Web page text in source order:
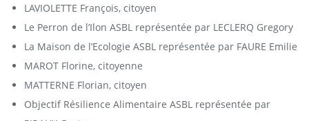
LAVIOLETTE François, citoyen
Le Perron de l’Ilon ASBL représentée par LECLERQ Gregory
La Maison de l’Ecologie ASBL représentée par FAURE Emilie
MAROT Florine, citoyenne
MATTERNE Florian, citoyen
Objectif Résilience Alimentaire ASBL représentée par